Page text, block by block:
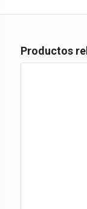
Productos